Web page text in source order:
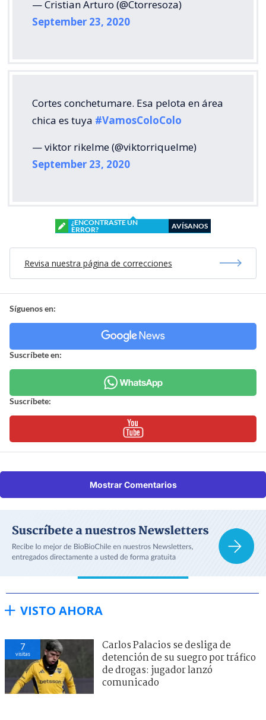
— Cristian Arturo (@Ctorresoza)
September 23, 2020
Cortes conchetumare. Esa pelota en área
chica es tuya #VamosColoColo
— viktor rikelme (@viktorriquelme)
September 23, 2020
¿ENCONTRASTE UN
ERROR?
AVÍSANOS
Revisa nuestra página de correcciones
Síguenos en:
Suscríbete en:
Suscríbete:
Mostrar Comentarios
VISTO AHORA
7
visitas
Carlos Palacios se desliga de
detención de su suegro por tráfico
de drogas: jugador lanzó
comunicado